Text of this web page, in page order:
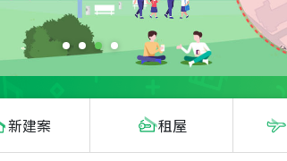
新建案 租屋